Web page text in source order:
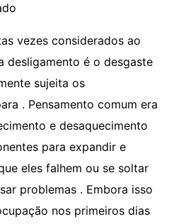
vezes considerados ao
desligamento é o desgaste
sujeita os
. Pensamento comum era
e desaquecimento
para expandir e
eles falhem ou se soltar
problemas . Embora isso
nos primeiros dias